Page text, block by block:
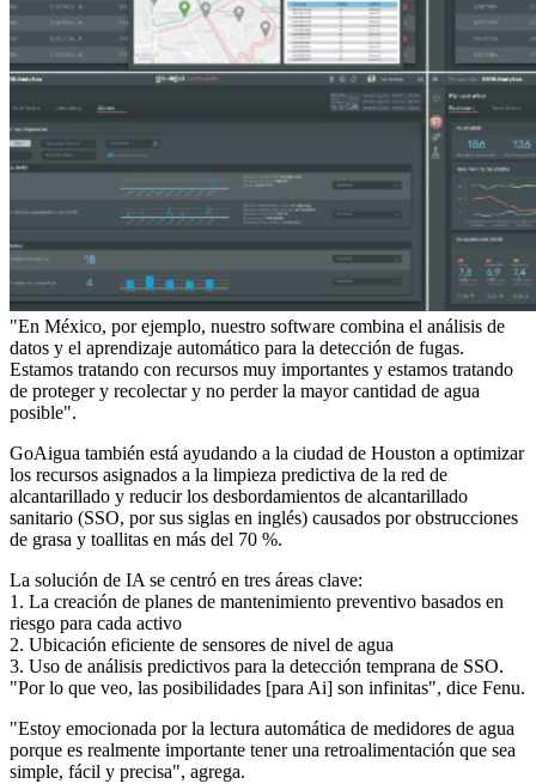
"En México, por ejemplo, nuestro software combina el análisis de
datos y el aprendizaje automático para la detección de fugas.
Estamos tratando con recursos muy importantes y estamos tratando
de proteger y recolectar y no perder la mayor cantidad de agua
posible".
GoAigua también está ayudando a la ciudad de Houston a optimizar
los recursos asignados a la limpieza predictiva de la red de
alcantarillado y reducir los desbordamientos de alcantarillado
sanitario (SSO, por sus siglas en inglés) causados por obstrucciones
de grasa y toallitas en más del 70 %.
La solución de IA se centró en tres áreas clave:
1. La creación de planes de mantenimiento preventivo basados en
riesgo para cada activo
2. Ubicación eficiente de sensores de nivel de agua
3. Uso de análisis predictivos para la detección temprana de SSO.
"Por lo que veo, las posibilidades [para Ai] son infinitas", dice Fenu.
"Estoy emocionada por la lectura automática de medidores de agua
porque es realmente importante tener una retroalimentación que sea
simple, fácil y precisa", agrega.